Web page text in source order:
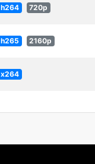
h264 720p
h265 2160p
x264